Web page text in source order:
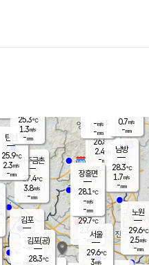
양주
26.8℃
2.4
-mm
파주금촌
27.4℃
3.8m/s
-mm
탄현
25.9℃
2.3m/s
-mm
김포
- ℃
-m/s
mm
은평
29.7℃
2.3 m/s
- mm
노원
29.6℃
2.5m/s
-mm
남방
28.3℃
1.7m/s
-mm
장흥면
28.1℃
-m/s
-mm
-m/s
-mm
김포(공)
28.3℃
서울
29.6℃
3m/s
25.3℃
1.3m/s
-mm
0.7m/s
-mm